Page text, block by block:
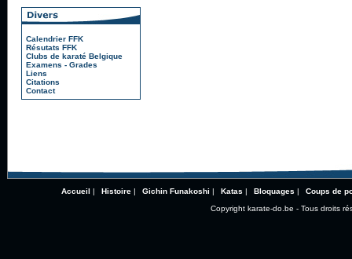
Calendrier FFK
Résutats FFK
Clubs de karaté Belgique
Examens - Grades
Liens
Citations
Contact
Accueil | Histoire| Gichin Funakoshi | Katas | Bloquages |
Coups de
Copyright karate-do.be - Tous droits